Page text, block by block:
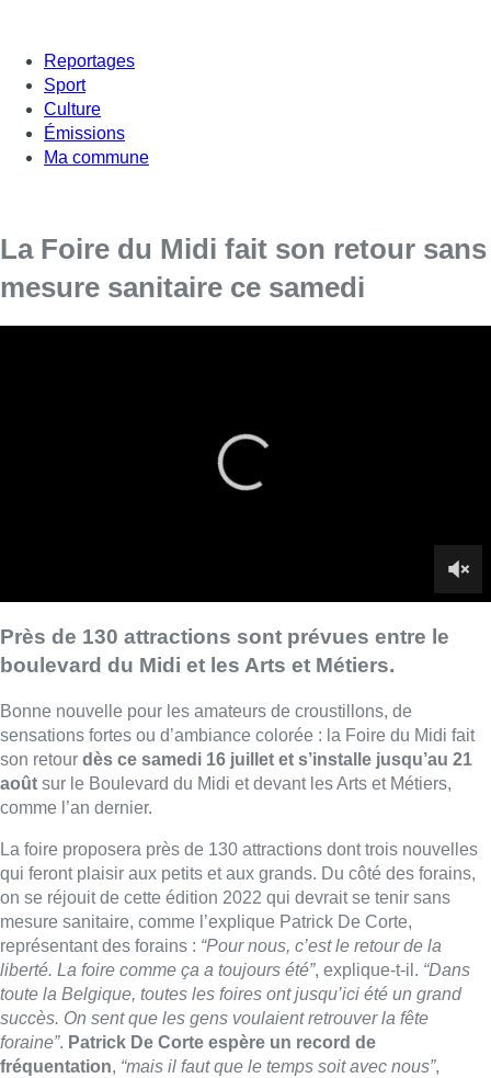
Reportages
Sport
Culture
Émissions
Ma commune
La Foire du Midi fait son retour sans
mesure sanitaire ce samedi
sensations fortes ou d’ambiance colorée : la Foire du Midi fait
dès ce samedi 16 juillet et s’installe jusqu’au 21
sur le Boulevard du Midi et devant les Arts et Métiers,
qui feront plaisir aux petits et aux grands. Du côté des forains,
on se réjouit de cette édition 2022 qui devrait se tenir sans
mesure sanitaire, comme l’explique Patrick De Corte,
“Pour nous, c’est le retour de la
liberté. La foire comme ça a toujours été” , explique-t-il.
succès. On sent que les gens voulaient retrouver la fête
foraine”.Patrick De Corte espère un record de
fréquentation ,“mais il faut que le temps soit avec nous”,
sourit-il.
Voir notre reportage |
bruit, propreté… : le programme de la foire du midi 2022
L’organisation de la Foire du Midi a prévu cette année des
mesures pour limiter le bruit et éviter trop de nuisances aux
riverains aux alentours. Les forains seront notamment obligés
de disposer d’un sonomètre et une présence policière régulière
sera assurée.
Sur le plan de la mobilité, la parallèle du boulevard du Midi
sera évidemment fermée à la circulation suite à l’installation